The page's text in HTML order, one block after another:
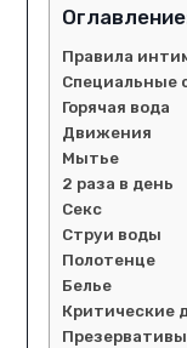
Правила
Специальные
Горячая вода
Движения
Мытье
2 раза в день
Секс
Струи воды
Полотенце
Белье
Критические
Презервативы